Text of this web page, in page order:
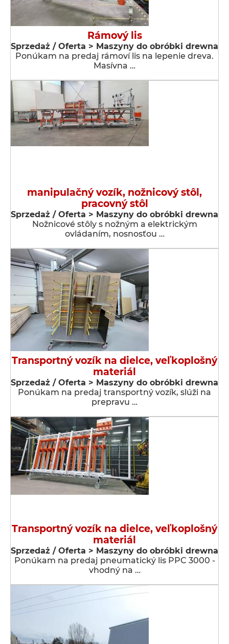
Rámový lis
Sprzedaż / Oferta > Maszyny do obróbki drewna
Ponúkam na predaj rámoví lis na lepenie dreva.
Masívna …
manipulačný vozík, nožnicový stôl,
pracovný stôl
Sprzedaż / Oferta > Maszyny do obróbki drewna
Nožnicové stôly s nožným a elektrickým
ovládaním, nosnosťou …
Transportný vozík na dielce, veľkoplošný
materiál
Sprzedaż / Oferta > Maszyny do obróbki drewna
Ponúkam na predaj transportný vozík, slúži na
prepravu …
Transportný vozík na dielce, veľkoplošný
materiál
Sprzedaż / Oferta > Maszyny do obróbki drewna
Ponúkam na predaj pneumatický lis PPC 3000 -
vhodný na …